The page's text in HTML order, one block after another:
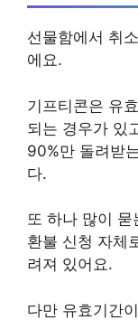
선물함에서 취
에요.
기프티콘은 유
되는 경우가 있
90%만 돌려받
다.
또 하나 많이 묻
환불 신청 자체
려져 있어요.
다만 유효기간